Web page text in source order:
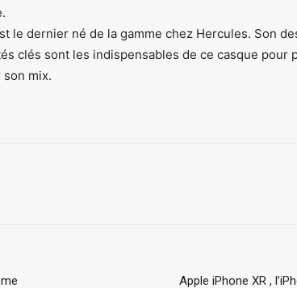
le dernier né de la gamme chez Hercules. Son
clés sont les indispensables de ce casque pour
mix.
Apple iPhone XR ,